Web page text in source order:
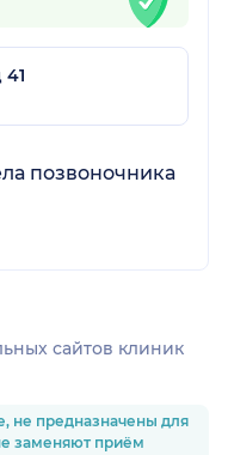
позвоночника
сайтов клиник
не предназначены для
заменяют приём